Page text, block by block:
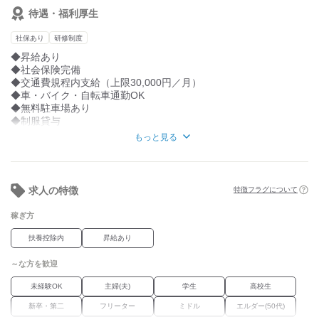
★20～60代の男女スタッフが活躍中！
子育て中の方も活躍しています！
待遇・福利厚生
社保あり 研修制度
◆昇給あり
◆社会保険完備
◆交通費規程内支給（上限30,000円／月）
◆車・バイク・自転車通勤OK
◆無料駐車場あり
◆制服貸与
もっと見る
求人の特徴 特徴フラグについて
稼ぎ方
扶養控除内 昇給あり
～な方を歓迎
未経験OK 主婦(夫) 学生 高校生
新卒・第二 フリーター ミドル エルダー(50代)